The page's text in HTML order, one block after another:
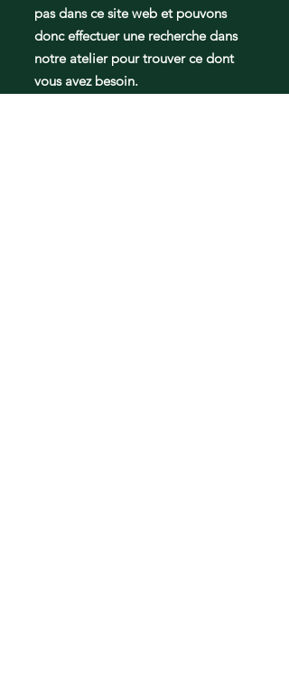
pas dans ce site web et pouvons
donc effectuer une recherche dans
notre atelier pour trouver ce dont
vous avez besoin.